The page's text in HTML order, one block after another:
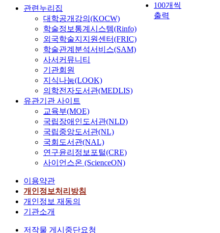
100개씩
출력
관련누리집
대학공개강의(KOCW)
학술정보통계시스템(Rinfo)
외국학술지지원센터(FRIC)
학술관계분석서비스(SAM)
사서커뮤니티
기관회원
지식나눔(LOOK)
의학전자도서관(MEDLIS)
유관기관 사이트
교육부(MOE)
국립장애인도서관(NLD)
국립중앙도서관(NL)
국회도서관(NAL)
연구윤리정보포털(CRE)
사이언스온 (ScienceON)
이용약관
개인정보처리방침
개인정보 재동의
기관소개
저작물 게시중단요청